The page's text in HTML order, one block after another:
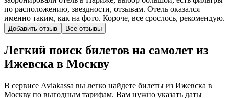
по расположению, звездности, отзывам. Отель оказался
именно таким, как на фото. Короче, все срослось, рекомендую.
Добавить отзыв Все отзывы
Легкий поиск билетов на самолет из
Ижевска в Москву
В сервисе Aviakassa вы легко найдете билеты из Ижевска в
Москву по выгодным тарифам. Вам нужно указать даты